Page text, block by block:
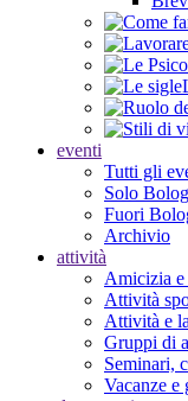
eventi
Tutti gli
Solo
Fuori
Archivio
attività
Amicizia
Attività
Attività e
Gruppi di
Seminari,
Vacanze e